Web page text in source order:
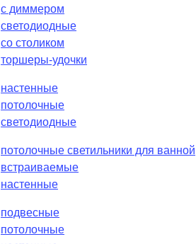
с диммером
светодиодные
со столиком
торшеры-удочки
настенные
потолочные
светодиодные
потолочные светильники для ванной
встраиваемые
настенные
подвесные
потолочные